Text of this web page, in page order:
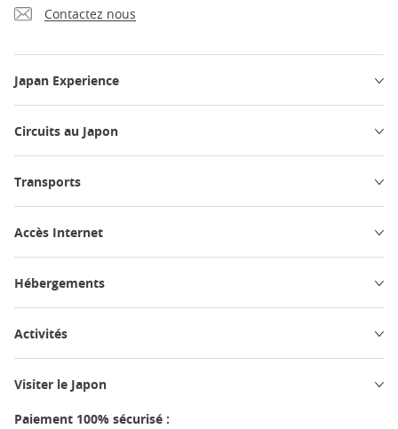
Contactez nous
Japan Experience
Circuits au Japon
Transports
Accès Internet
Hébergements
Activités
Visiter le Japon
Paiement 100% sécurisé :